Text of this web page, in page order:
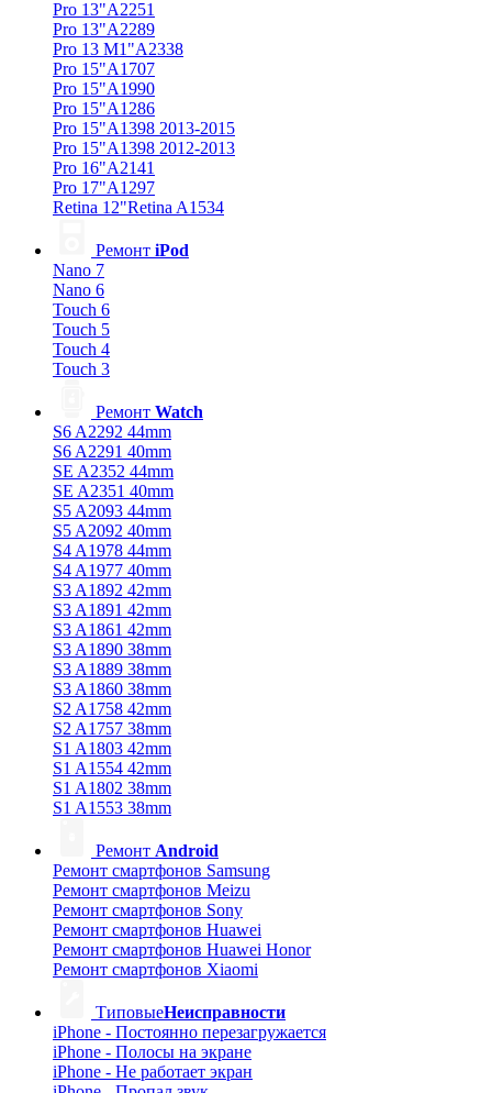
Pro 13"A2251
Pro 13"A2289
Pro 13 M1"A2338
Pro 15"A1707
Pro 15"A1990
Pro 15"A1286
Pro 15"A1398 2013-2015
Pro 15"A1398 2012-2013
Pro 16"A2141
Pro 17"A1297
Retina 12"Retina A1534
Ремонт iPod
Nano 7
Nano 6
Touch 6
Touch 5
Touch 4
Touch 3
Ремонт Watch
S6 A2292 44mm
S6 A2291 40mm
SE A2352 44mm
SE A2351 40mm
S5 A2093 44mm
S5 A2092 40mm
S4 A1978 44mm
S4 A1977 40mm
S3 A1892 42mm
S3 A1891 42mm
S3 A1861 42mm
S3 A1890 38mm
S3 A1889 38mm
S3 A1860 38mm
S2 A1758 42mm
S2 A1757 38mm
S1 A1803 42mm
S1 A1554 42mm
S1 A1802 38mm
S1 A1553 38mm
Ремонт Android
Ремонт смартфонов Samsung
Ремонт смартфонов Meizu
Ремонт смартфонов Sony
Ремонт смартфонов Huawei
Ремонт смартфонов Huawei Honor
Ремонт смартфонов Xiaomi
ТиповыеНеисправности
iPhone - Постоянно перезагружается
iPhone - Полосы на экране
iPhone - Не работает экран